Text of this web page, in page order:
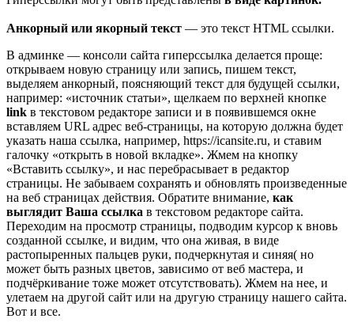
Анкорный или якорный текст — это текст HTML ссылки.
В админке — консоли сайта гиперссылка делается проще:
открываем новую страницу или запись, пишем текст,
выделяем анкорный, поясняющий текст для будущей ссылки,
например: «источник статьи», щелкаем по верхней кнопке
link в текстовом редакторе записи и в появившемся окне
вставляем URL адрес веб-страницы, на которую должна будет
указать наша ссылка, например, https://icansite.ru, и ставим
галочку «открыть в новой вкладке». Жмем на кнопку
«Вставить ссылку», и нас перебрасывает в редактор
страницы. Не забываем сохранять и обновлять произведенные
на веб страницах действия. Обратите внимание, как
выглядит Ваша ссылка в текстовом редакторе сайта.
Переходим на просмотр страницы, подводим курсор к вновь
созданной ссылке, и видим, что она живая, в виде
растопыренных пальцев руки, подчеркнутая и синяя( но
может быть разных цветов, зависимо от веб мастера, и
подчёркивание тоже может отсутствовать). Жмем на нее, и
улетаем на другой сайт или на другую страницу нашего сайта.
Вот и все.